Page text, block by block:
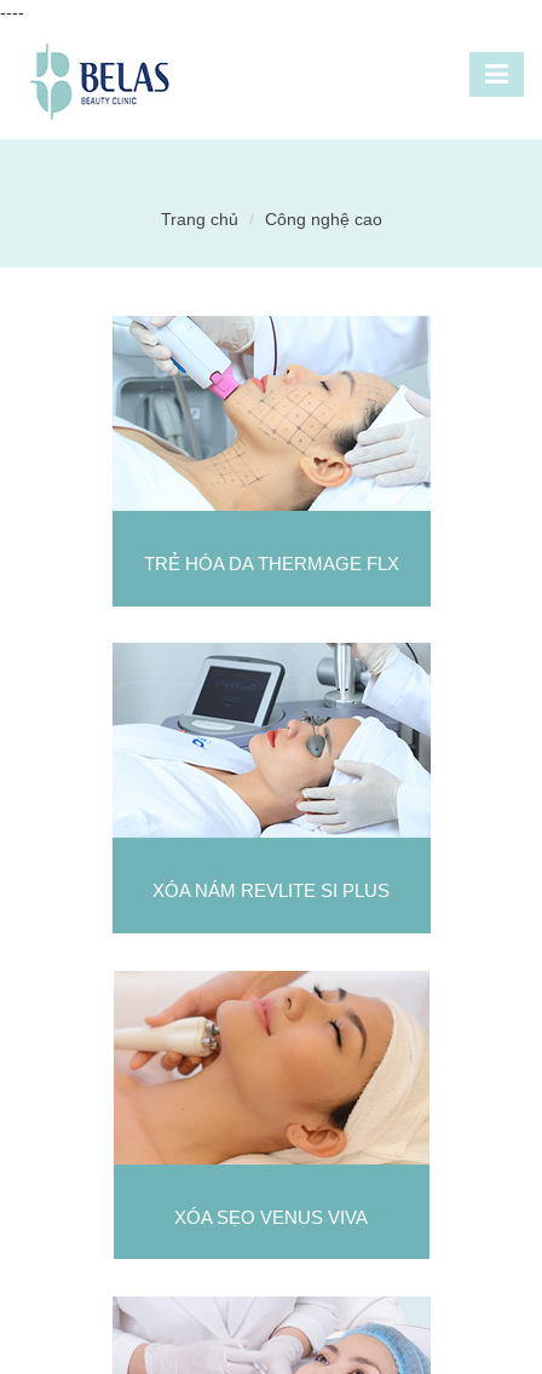
----
Trang chủ Công nghệ cao
TRẺ HÓA DA THERMAGE FLX
XÓA NÁM REVLITE SI PLUS
XÓA SẸO VENUS VIVA